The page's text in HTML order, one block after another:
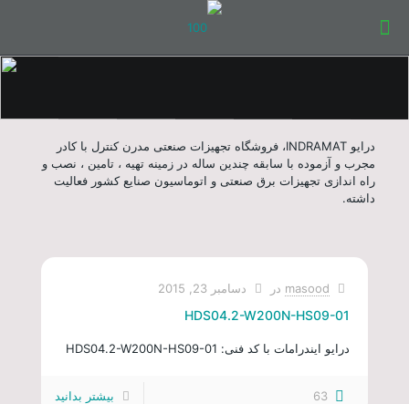
درایو INDRAMAT، فروشگاه تجهیزات صنعتی مدرن کنترل با کادر
مجرب و آزموده با سابقه چندین ساله در زمینه تهیه ، تامین ، نصب و
راه اندازی تجهیزات برق صنعتی و اتوماسیون صنایع کشور فعالیت
داشته.
masood در دسامبر 23, 2015
HDS04.2-W200N-HS09-01
درایو ایندرامات با کد فنی: HDS04.2-W200N-HS09-01
63 بیشتر بدانید